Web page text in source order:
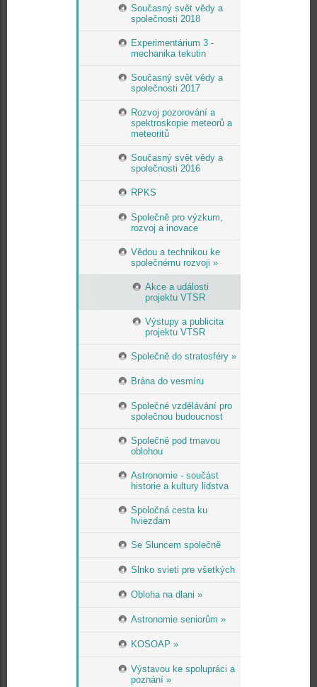
Současný svět vědy a
společnosti 2018
Experimentárium 3 -
mechanika tekutin
Současný svět vědy a
společnosti 2017
Rozvoj pozorování a
spektroskopie meteorů a
meteoritů
Současný svět vědy a
společnosti 2016
RPKS
Společně pro výzkum,
rozvoj a inovace
Vědou a technikou ke
společnému rozvoji »
Akce a události
projektu VTSR
Výstupy a publicita
projektu VTSR
Společně do stratosféry »
Brána do vesmíru
Společné vzdělávání pro
společnou budoucnost
Společně pod tmavou
oblohou
Astronomie - součást
historie a kultury lidstva
Spoločná cesta ku
hviezdam
Se Sluncem společně
Slnko svieti pre všetkých
Obloha na dlani »
Astronomie seniorům »
KOSOAP »
Výstavou ke spolupráci a
poznání »